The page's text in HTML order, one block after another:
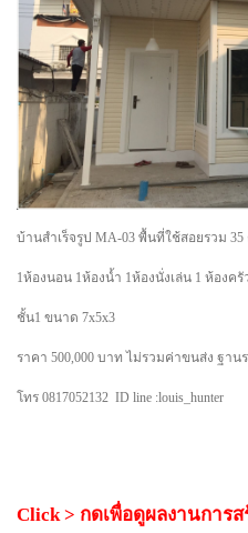
บ้านสำเร็จรูป MA-03 พื้นที่ใช้สอยรวม 35
1ห้องนอน 1ห้องน้ำ 1ห้องนั่งเล่น 1 ห้องครั
ชั้น1 ขนาด 7x5x3
ราคา 500,000 บาท ไม่รวมค่าขนส่ง ฐา
โทร 0817052132 ID line :louis_hunter
Click > กดเพื่อดูผลงานการส